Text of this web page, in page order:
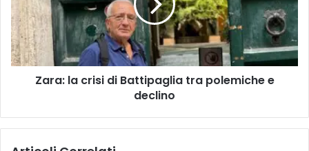
Battipaglia
tra
polemiche
e
declino
Zara: la crisi di Battipaglia tra polemiche e
declino